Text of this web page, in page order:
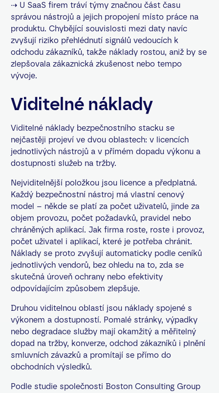
⇢ U SaaS firem tráví týmy značnou část času
správou nástrojů a jejich propojení místo práce na
produktu. Chybějící souvislosti mezi daty navíc
zvyšují riziko přehlédnutí signálů vedoucích k
odchodu zákazníků, takže náklady rostou, aniž by se
zlepšovala zákaznická zkušenost nebo tempo
vývoje.
Viditelné náklady
Viditelné náklady bezpečnostního stacku se
nejčastěji projeví ve dvou oblastech: v licencích
jednotlivých nástrojů a v přímém dopadu výkonu a
dostupnosti služeb na tržby.
Nejviditelnější položkou jsou licence a předplatná.
Každý bezpečnostní nástroj má vlastní cenový
model – někde se platí za počet uživatelů, jinde za
objem provozu, počet požadavků, pravidel nebo
chráněných aplikací. Jak firma roste, roste i provoz,
počet uživatel i aplikací, které je potřeba chránit.
Náklady se proto zvyšují automaticky podle ceníků
jednotlivých vendorů, bez ohledu na to, zda se
skutečná úroveň ochrany nebo efektivity
odpovídajícím způsobem zlepšuje.
Druhou viditelnou oblastí jsou náklady spojené s
výkonem a dostupností. Pomalé stránky, výpadky
nebo degradace služby mají okamžitý a měřitelný
dopad na tržby, konverze, odchod zákazníků i plnění
smluvních závazků a promítají se přímo do
obchodních výsledků.
Podle studie společnosti Boston Consulting Group